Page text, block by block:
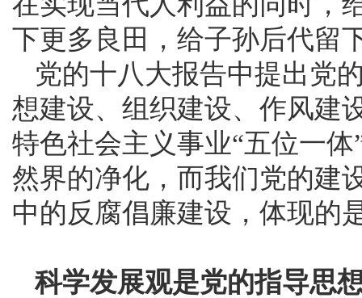
下更多良田，给子孙后代留
党的十八大报告中提出党
想建设、组织建设、作风建
特色社会主义事业“五位一
然界的净化，而我们党的建
中的反腐倡廉建设，体现的
科学发展观是党的指导思